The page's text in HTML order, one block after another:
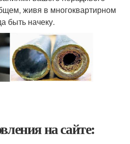
живя в многоквартирном
быть начеку.
на сайте: